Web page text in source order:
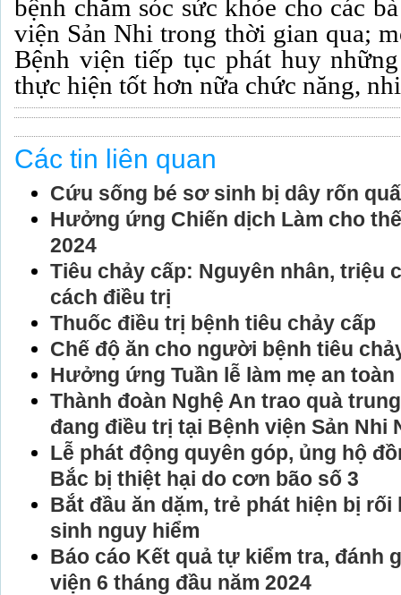
bệnh chăm sóc sức khỏe cho các
viện Sản Nhi trong thời gian qua;
Bệnh viện tiếp tục phát huy
thực hiện tốt hơn nữa chức năng,
Các tin liên quan
Cứu sống bé sơ sinh bị dây rốn
Hưởng ứng Chiến dịch Làm cho
2024
Tiêu chảy cấp: Nguyên nhân, triệu
cách điều trị
Thuốc điều trị bệnh tiêu chảy cấp
Chế độ ăn cho người bệnh tiêu
Hưởng ứng Tuần lễ làm mẹ an toàn
Thành đoàn Nghệ An trao quà
đang điều trị tại Bệnh viện Sản Nhi
Lễ phát động quyên góp, ủng hộ
Bắc bị thiệt hại do cơn bão số 3
Bắt đầu ăn dặm, trẻ phát hiện bị
sinh nguy hiểm
Báo cáo Kết quả tự kiểm tra, đánh
viện 6 tháng đầu năm 2024